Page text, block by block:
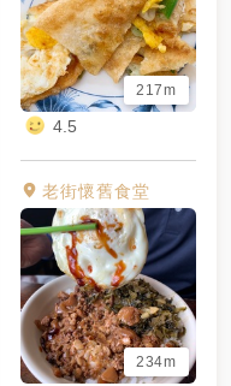
217m
4.5
老街懷舊食堂
234m